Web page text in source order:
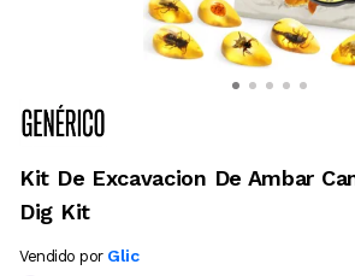
Kit De Excavacion De Ambar
Dig Kit
Vendido por Glic